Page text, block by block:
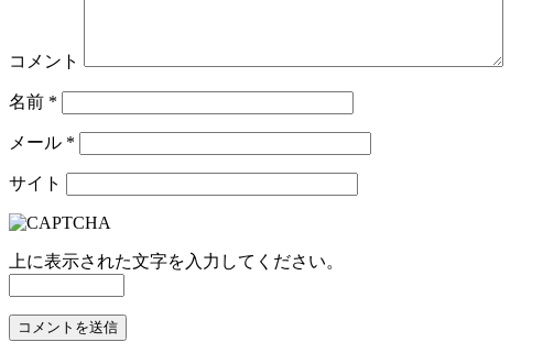
コメント
名前 *
メール *
サイト
上に表示された文字を入力してください。